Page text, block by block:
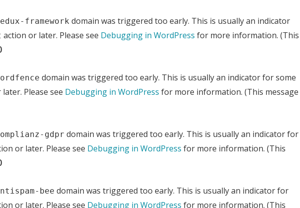
framework domain was triggered too early. This is usually an indicator
action or later. Please see Debugging in WordPress for more information. (This
domain was triggered too early. This is usually an indicator for some
Please see Debugging in WordPress for more information. (This message
gdpr domain was triggered too early. This is usually an indicator for
or later. Please see Debugging in WordPress for more information. (This
bee domain was triggered too early. This is usually an indicator for
or later. Please see Debugging in WordPress for more information. (This